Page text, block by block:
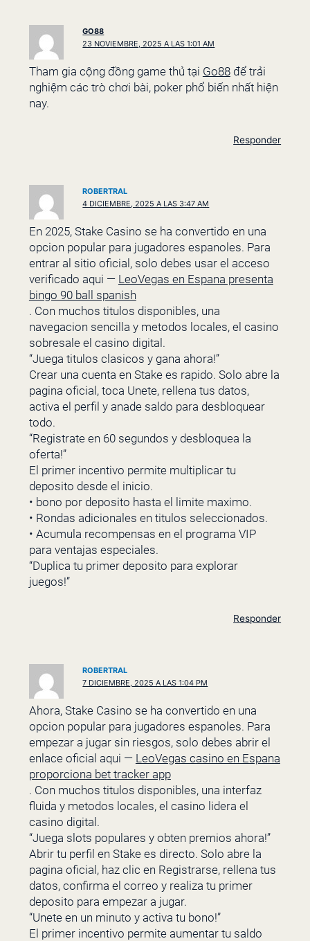
GO88
23 NOVIEMBRE, 2025 A LAS 1:01 AM
Tham gia cộng đồng game thủ tại Go88để trải
nghiệm các trò chơi bài, poker phổ biến nhất hiện
nay.
Responder
ROBERTRAL
4 DICIEMBRE, 2025 A LAS 3:47 AM
En 2025, Stake Casino se ha convertido en una
opcion popular para jugadores espanoles. Para
entrar al sitio oficial, solo debes usar el acceso
verificado aqui — LeoVegas en Espana presenta
bingo 90 ball spanish
. Con muchos titulos disponibles, una
navegacion sencilla y metodos locales, el casino
sobresale el casino digital.
“Juega titulos clasicos y gana ahora!”
Crear una cuenta en Stake es rapido. Solo abre la
pagina oficial, toca Unete, rellena tus datos,
activa el perfil y anade saldo para desbloquear
todo.
“Registrate en 60 segundos y desbloquea la
oferta!”
El primer incentivo permite multiplicar tu
deposito desde el inicio.
• bono por deposito hasta el limite maximo.
• Rondas adicionales en titulos seleccionados.
• Acumula recompensas en el programa VIP
para ventajas especiales.
“Duplica tu primer deposito para explorar
juegos!”
Responder
ROBERTRAL
7 DICIEMBRE, 2025 A LAS 1:04 PM
Ahora, Stake Casino se ha convertido en una
opcion popular para jugadores espanoles. Para
empezar a jugar sin riesgos, solo debes abrir el
enlace oficial aqui — LeoVegas casino en Espana
proporciona bet tracker app
. Con muchos titulos disponibles, una interfaz
fluida y metodos locales, el casino lidera el
casino digital.
“Juega slots populares y obten premios ahora!”
Abrir tu perfil en Stake es directo. Solo abre la
pagina oficial, haz clic en Registrarse, rellena tus
datos, confirma el correo y realiza tu primer
deposito para empezar a jugar.
“Unete en un minuto y activa tu bono!”
El primer incentivo permite aumentar tu saldo